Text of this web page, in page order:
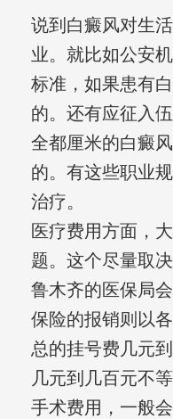
说到白癜风对生
业。就比如公安
标准，如果患有
的。还有应征入
全都厘米的白癜
的。有这些职业
治疗。
医疗费用方面，
题。这个尽量取
鲁木齐的医保局
保险的报销则以
总的挂号费几元
几元到几百元不
手术费用，一般